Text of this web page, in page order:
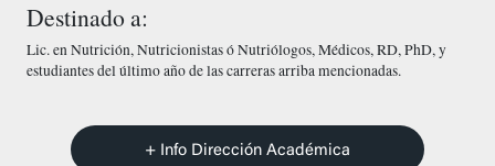
Destinado a:
Lic. en Nutrición, Nutricionistas ó Nutriólogos, Médicos, RD, PhD, y
estudiantes del último año de las carreras arriba mencionadas.
+ Info Dirección Académica